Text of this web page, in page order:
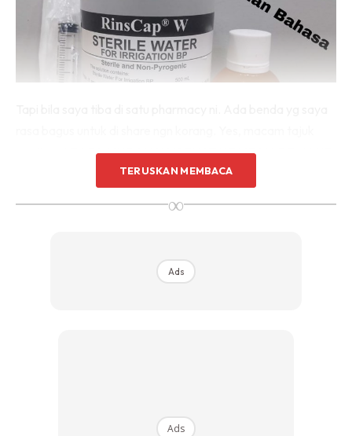
posting ni.CARA MUDAH NAK BUAT HOME MADE HAND
Ni bahan2 nya mengikut suggestion pharmacy tu:
TERUSKAN MEMBACA
∞
Ads
Ads